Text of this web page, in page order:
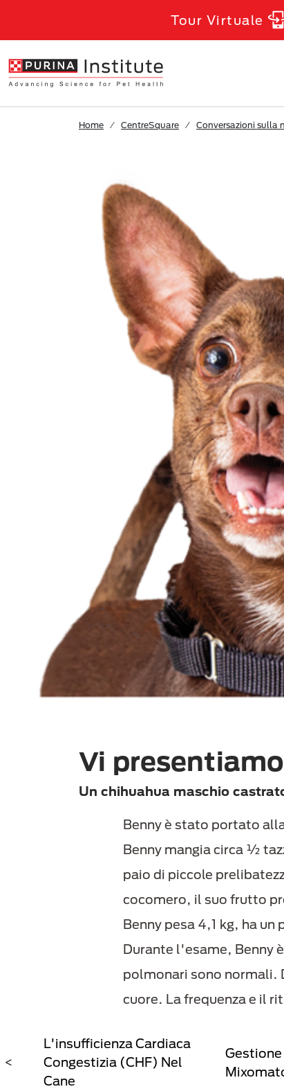
Tour Virtuale
Home CentreSquare Conversazioni sulla
Vi
Un chihuahua maschio
Benny è stato portato
Benny mangia circa ½
paio di piccole
cocomero, il suo frutto
Benny pesa 4,1 kg, ha
Durante l'esame, Benny
polmonari sono normali.
cuore. La frequenza e il
<
L'insufficienza Cardiaca
Congestizia (CHF) Nel
Cane